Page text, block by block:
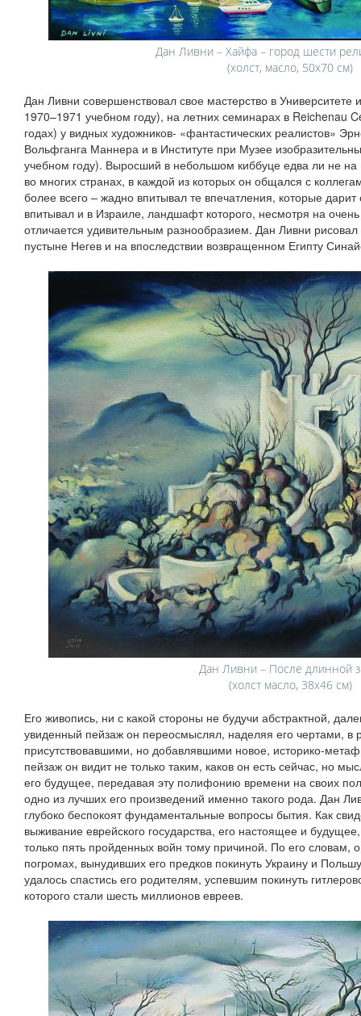
Дан Ливни – Хайфа – город шести
(холст, масло, 50х70 см)
Дан Ливни совершенствовал свое мастерство в Университете
1970–1971 учебном году), на летних семинарах в Reichenau
годах) у видных художников- «фантастических реалистов»
Вольфганга Маннера и в Институте при Музее
учебном году). Выросший в небольшом киббуце едва ли не
во многих странах, в каждой из которых он общался с
более всего – жадно впитывал те впечатления, которые
впитывал и в Израиле, ландшафт которого, несмотря на
отличается удивительным разнообразием. Дан Ливни
пустыне Негев и на впоследствии возвращенном Египту
Дан Ливни – После длинной
(холст масло, 38x46 см)
Его живопись, ни с какой стороны не будучи абстрактной,
увиденный пейзаж он переосмыслял, наделяя его чертами, в
присутствовавшими, но добавлявшими новое, историко-
пейзаж он видит не только таким, каков он есть сейчас, но
его будущее, передавая эту полифонию времени на своих
одно из лучших его произведений именно такого рода. Дан
глубоко беспокоят фундаментальные вопросы бытия. Как
выживание еврейского государства, его настоящее и
только пять пройденных войн тому причиной. По его словам,
погромах, вынудивших его предков покинуть Украину и
удалось спастись его родителям, успевшим покинуть
которого стали шесть миллионов евреев.